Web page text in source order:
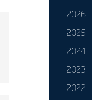
2026
2025
2024
2023
2022